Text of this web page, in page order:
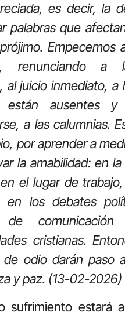
es decir, la
palabras que
Empecemos
renunciando a
al juicio inmediato, a
están ausentes
a las calumnias.
por aprender a
la amabilidad: en
el lugar de
en los debates
de
cristianas.
de odio darán paso
y paz. (13-02-2026)
sufrimiento estará